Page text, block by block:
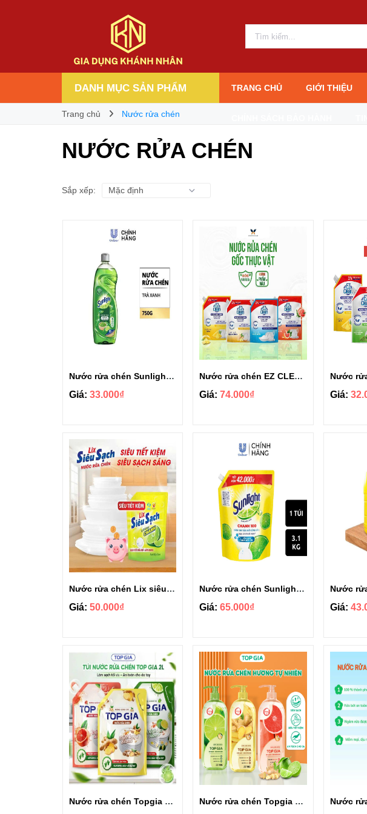
DANH MỤC SẢN PHẨM TRANG CHỦ GIỚI THIỆU
Trang chủ Nước rửa chén
NƯỚC RỬA CHÉN
Sắp xếp:
Nước rửa chén Sunlight hương thiên nhiên chai 750g
Giá: 33.000₫
Nước rửa chén EZ CLEAN gốc thực vật túi 3.5kg
Giá:74.000₫ Giá:
Nước rửa chén Lix siêu sạch túi 3.2kg
Giá: 50.000₫
Nước rửa chén Sunlight Chanh túi 3.1kg
Giá:65.000₫ Giá:
Nước rửa chén Topgia hương thiên nhiên túi 2L Nước rửa chén Topgia hương thiên nhiên chai 1kg